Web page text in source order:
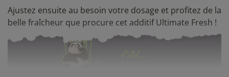
Ajustez ensuite au besoin votre dosage et profitez de la
belle fraîcheur que procure cet additif Ultimate Fresh !